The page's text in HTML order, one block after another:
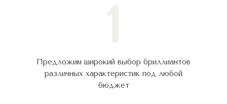
Предложим широкий выбор бриллиантов
различных характеристик под любой
бюджет